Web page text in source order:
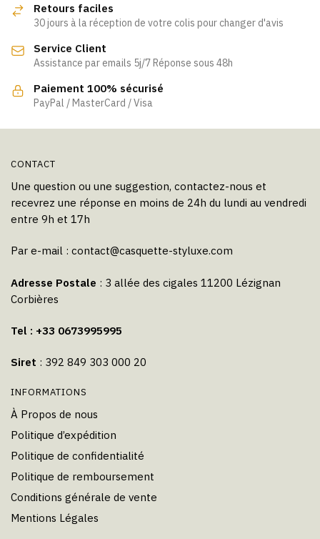
peuvent
choisies
sur
la
page
être
Retours faciles
30 jours à la réception de votre colis pour changer d'avis
Service Client
Assistance par emails 5j/7 Réponse sous 48h
Paiement 100% sécurisé
PayPal / MasterCard / Visa
CONTACT
Une question ou une suggestion, contactez-nous et
recevrez une réponse en moins de 24h du lundi au vendredi
entre 9h et 17h
Par e-mail : contact@casquette-styluxe.com
Adresse Postale : 3 allée des cigales 11200 Lézignan
Corbières
Tel : +33 0673995995
Siret : 392 849 303 000 20
INFORMATIONS
À Propos de nous
Politique d’expédition
Politique de confidentialité
Politique de remboursement
Conditions générale de vente
Mentions Légales